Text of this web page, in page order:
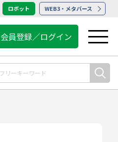
ロボット WEB3・メタバース
会員登録／ログイン
点検・保守・清掃